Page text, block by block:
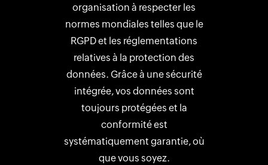
organisation à respecter les
normes mondiales telles que le
RGPD et les réglementations
relatives à la protection des
données. Grâce à une sécurité
intégrée, vos données sont
toujours protégées et la
conformité est
systématiquement garantie, où
que vous soyez.